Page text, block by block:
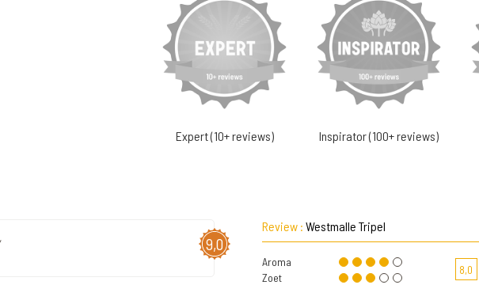
Expert (10+ reviews) Inspirator (100+ reviews)
9,0
Review : Westmalle Tripel
Aroma
Zoet
8,0